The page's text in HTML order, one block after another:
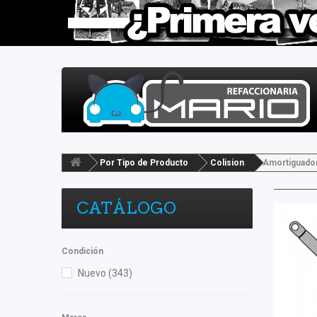
Por Tipo de Producto Colision
CATÁLOGO
Condición
Nuevo (343)